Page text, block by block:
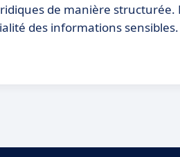
de manière
des informations sensibles.